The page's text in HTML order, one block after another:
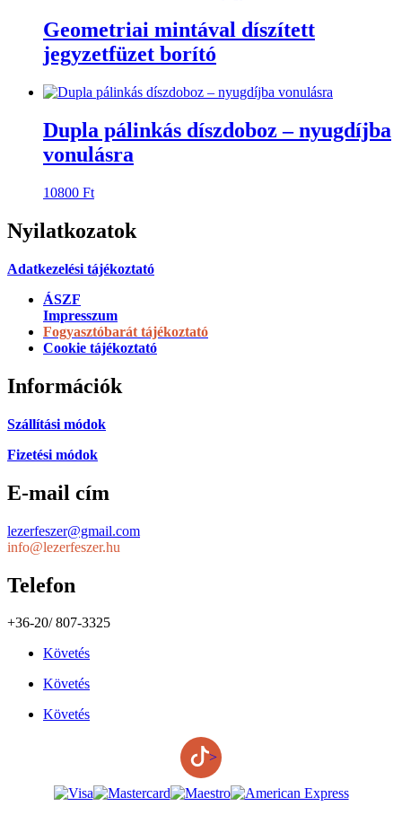
Geometriai mintával díszített
jegyzetfüzet borító
Dupla pálinkás díszdoboz – nyugdíjba
vonulásra
10800 Ft
Nyilatkozatok
Adatkezelési tájékoztató
ÁSZF
Impresszum
Fogyasztóbarát tájékoztató
Cookie tájékoztató
Információk
Szállítási módok
Fizetési módok
E-mail cím
lezerfeszer@gmail.com
info@lezerfeszer.hu
Telefon
+36-20/ 807-3325
Követés
Követés
Követés
>